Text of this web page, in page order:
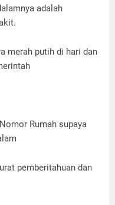
adalah
merah putih di hari dan
Rumah supaya
pemberitahuan dan